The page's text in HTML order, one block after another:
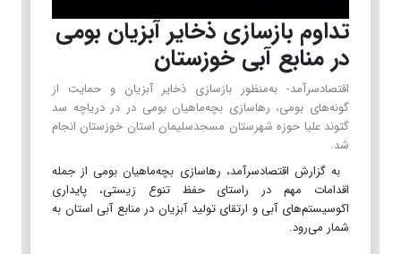
تداوم بازسازی ذخایر آبزیان بومی
در منابع آبی خوزستان
اقتصادسرآمد- به‌منظور بازسازی ذخایر آبزیان و حمایت از
گونه‌های بومی، رهاسازی بچه‌ماهیان بومی در در دریاچه سد
گتوند علیا حوزه شهرستان مسجدسلیمان استان خوزستان انجام
شد.
به گزارش اقتصادسرآمد، رهاسازی بچه‌ماهیان بومی از جمله
اقدامات مهم در راستای حفظ تنوع زیستی، پایداری
اکوسیستم‌های آبی و ارتقای تولید آبزیان در منابع آبی استان به
شمار می‌رود.